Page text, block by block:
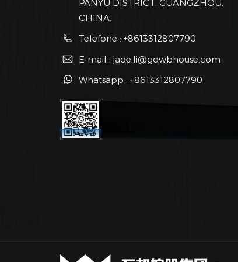
PANYU DISTRICT, GUANGZHOU,
CHINA.
Telefone : +8613312807790
E-mail : jade.li@gdwbhouse.com
Whatsapp : +8613312807790